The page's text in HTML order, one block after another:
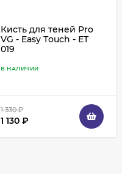
Кисть для теней Pro
VG - Easy Тouch - ЕТ
019
В НАЛИЧИИ
1 330₽
1 130 ₽